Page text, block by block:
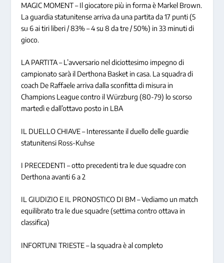
MAGIC MOMENT – Il giocatore più in forma è Markel Brown.
La guardia statunitense arriva da una partita da 17 punti (5
su 6 ai tiri liberi / 83% – 4 su 8 da tre / 50%) in 33 minuti di
gioco.
LA PARTITA – L’avversario nel diciottesimo impegno di
campionato sarà il Derthona Basket in casa. La squadra di
coach De Raffaele arriva dalla sconfitta di misura in
Champions League contro il Würzburg (80-79) lo scorso
martedì e dall’ottavo posto in LBA
IL DUELLO CHIAVE – Interessante il duello delle guardie
statunitensi Ross-Kuhse
I PRECEDENTI – otto precedenti tra le due squadre con
Derthona avanti 6 a 2
IL GIUDIZIO E IL PRONOSTICO DI BM – Vediamo un match
equilibrato tra le due squadre (settima contro ottava in
classifica)
INFORTUNI TRIESTE – la squadra è al completo